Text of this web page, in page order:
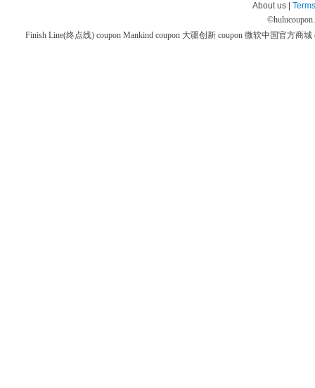
About us |
©
Finish Line(终点线) coupon Mankind coupon 大疆创新 coupon 微软中国官方商城